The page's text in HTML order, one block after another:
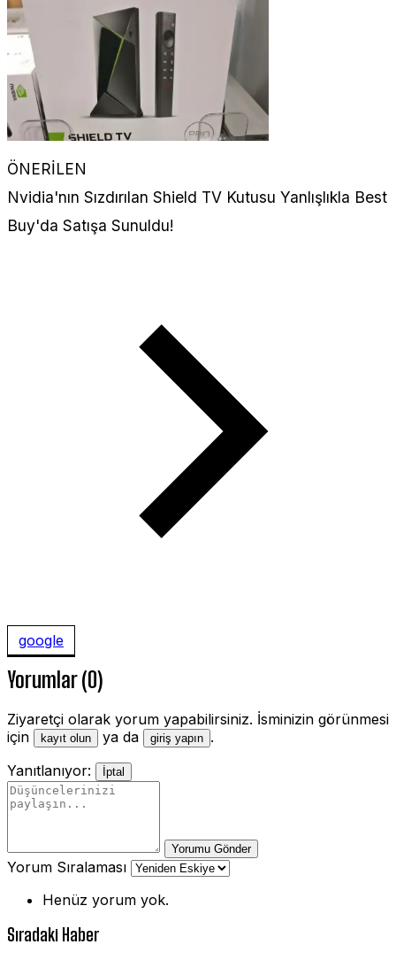
ÖNERİLEN
Nvidia'nın Sızdırılan Shield TV Kutusu Yanlışlıkla Best
Buy'da Satışa Sunuldu!
google
Yorumlar (0)
Ziyaretçi olarak yorum yapabilirsiniz. İsminizin görünmesi
için
kayıt olun ya da giriş yapın .
Yanıtlanıyor:
İptal
Yorumu Gönder
Yorum Sıralaması
Henüz yorum yok.
Sıradaki Haber